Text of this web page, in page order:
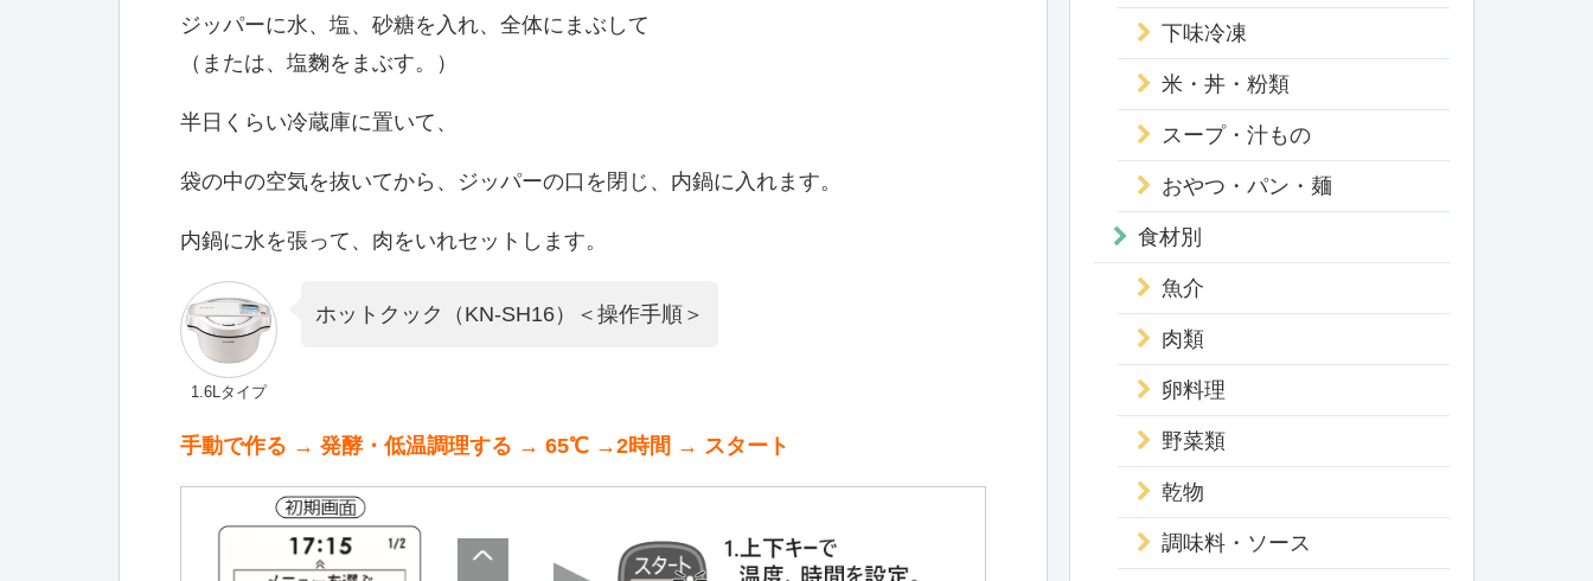
ジッパーに水、塩、砂糖を入れ、全体にまぶして
（または、塩麴をまぶす。）
半日くらい冷蔵庫に置いて、
袋の中の空気を抜いてから、ジッパーの口を閉じ、内鍋に入れます。
内鍋に水を張って、肉をいれセットします。
1.6Lタイプ
ホットクック（KN-SH16）＜操作手順＞
手動で作る → 発酵・低温調理する → 65℃ →2時間 → スタート
下味冷凍
米・丼・粉類
スープ・汁もの
おやつ・パン・麺
食材別
魚介
肉類
卵料理
野菜類
乾物
調味料・ソース